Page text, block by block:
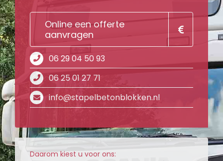
Online een offerte
aanvragen
06 29 04 50 93
06 25 01 27 71
info@stapelbetonblokken.nl
Daarom kiest u voor ons: